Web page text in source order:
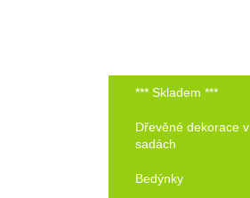
*** Skladem ***
Dřevěné dekorace v
sadách
Bedýnky